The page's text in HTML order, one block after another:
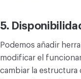
5.
Podemos añadir
modificar el
cambiar la estructura